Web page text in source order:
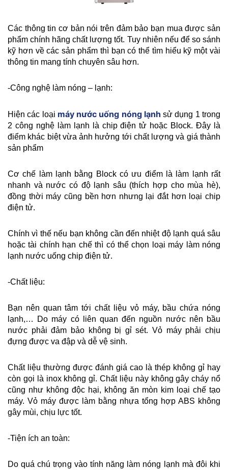
Các thông tin cơ bản nói trên đảm bảo bạn mua được sản
phẩm chính hãng chất lượng tốt. Tuy nhiên nếu để so sánh
kỹ hơn về các sản phẩm thì bạn có thể tìm hiểu kỹ một vài
thông tin mang tính chuyên sâu hơn.
-Công nghệ làm nóng – lạnh:
Hiện các loại máy nước uống nóng lạnh sử dụng 1 trong
2 công nghệ làm lạnh là chip điện tử hoặc Block. Đây là
điểm khác biệt vừa ảnh hưởng tới chất lượng và giá thành
sản phẩm
Cơ chế làm lạnh bằng Block có ưu điểm là làm lạnh rất
nhanh và nước có độ lạnh sâu (thích hợp cho mùa hè),
đồng thời máy cũng bền hơn nhưng lại đắt hơn loại chip
điện tử.
Chính vì thế nếu bạn không cần đến nhiệt độ lạnh quá sâu
hoặc tài chính hạn chế thì có thể chọn loại máy làm nóng
lạnh nước uống chip điện tử.
-Chất liệu:
Bạn nên quan tâm tới chất liệu vỏ máy, bầu chứa nóng
lạnh,… Do máy có liên quan đến nguồn nước nên bầu
nước phải đảm bảo không bị gỉ sét. Vỏ máy phải chịu
đựng được va đập và dễ vệ sinh.
Chất liệu thường được đánh giá cao là thép không gỉ hay
còn gọi là inox không gỉ. Chất liệu này không gây cháy nổ
cũng như không độc hại, không ăn mòn kim loại chế tạo
máy. Vỏ máy được làm bằng nhựa tổng hợp ABS không
gây mùi, chịu lực tốt.
-Tiện ích an toàn:
Do quá chú trọng vào tính năng làm nóng lạnh mà đôi khi